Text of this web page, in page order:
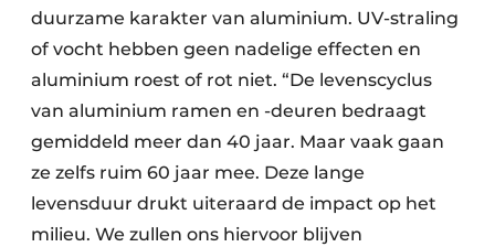
duurzame karakter van aluminium. UV-straling
of vocht hebben geen nadelige effecten en
aluminium roest of rot niet. “De levenscyclus
van aluminium ramen en -deuren bedraagt
gemiddeld meer dan 40 jaar. Maar vaak gaan
ze zelfs ruim 60 jaar mee. Deze lange
levensduur drukt uiteraard de impact op het
milieu. We zullen ons hiervoor blijven